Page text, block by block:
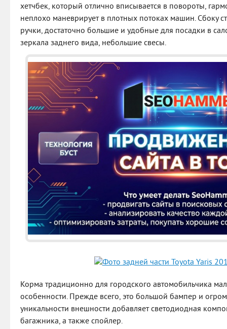
хетчбек, который отлично вписывается в повороты,
неплохо маневрирует в плотных потоках машин. Сбоку
ручки, достаточно большие и удобные для посадки в
зеркала заднего вида, небольшие свесы.
Корма традиционно для городского автомобильчика
особенности. Прежде всего, это большой бампер и
уникальности внешности добавляет светодиодная
багажника, а также спойлер.